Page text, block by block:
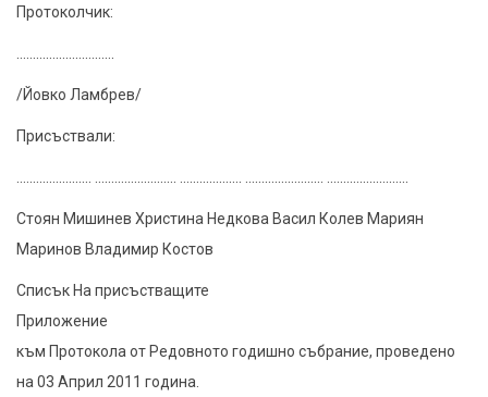
Протоколчик:
/Йовко Ламбрев/
Присъствали:
Стоян Мишинев Христина Недкова Васил Колев Мариян
Маринов Владимир Костов
Списък На присъстващите
Приложение
към Протокола от Редовното годишно събрание, проведено
на 03 Април 2011 година.